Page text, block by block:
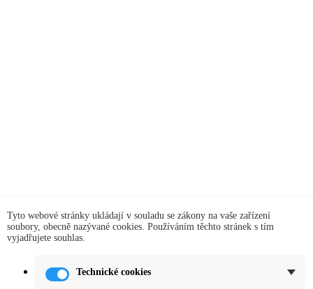
Tyto webové stránky ukládají v souladu se zákony na vaše zařízení
soubory, obecně nazývané cookies. Používáním těchto stránek s tím
vyjadřujete souhlas.
Technické cookies